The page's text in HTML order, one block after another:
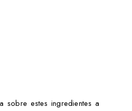
sobre estes ingredientes a